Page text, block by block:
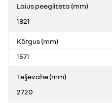
Laius peegliteta (mm)
1821
Kõrgus (mm)
1571
Teljevahe (mm)
2720